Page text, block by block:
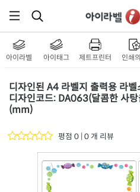
아이라벨 아이태그 제트프린터 인쇄
디자인된 A4 라벨지 출력용 라
디자인코드: DA063(달콤한 사
(mm)
평점 0 | 0 개 리뷰